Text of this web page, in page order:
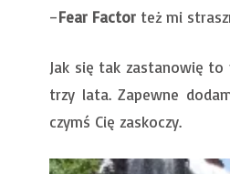
–Fear Factor też mi
Jak się tak zastanowię to
trzy lata. Zapewne
czymś Cię zaskoczy.